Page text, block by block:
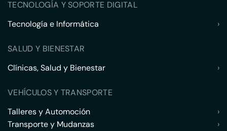
TECNOLOGÍA Y SOPORTE DIGITAL
Tecnología e Informática
›
SALUD Y BIENESTAR
Clínicas, Salud y Bienestar
›
VEHÍCULOS Y TRANSPORTE
Talleres y Automoción
›
Transporte y Mudanzas
›